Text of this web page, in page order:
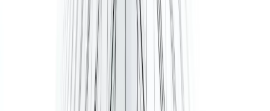
Coworking Space Den Haag Centrum
Coworking Space Den Haag Haagse Hout
Coworking Space Den Haag Laak
Coworking Space Den Haag Leidschenveen-Ypenburg
Coworking Space Den Haag Zeeheldenkwartier
Coworking Space Haagse Hout
Kantoorruimte Den Haag Centrum
Kantoorruimte Den Haag Haagse Hout
Kantoorruimte Den Haag Laak